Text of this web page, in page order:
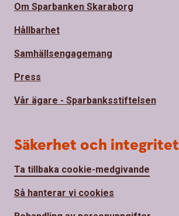
Om Sparbanken Skaraborg
Hållbarhet
Samhällsengagemang
Press
Vår ägare - Sparbanksstiftelsen
Säkerhet och integritet
Ta tillbaka cookie-medgivande
Så hanterar vi cookies